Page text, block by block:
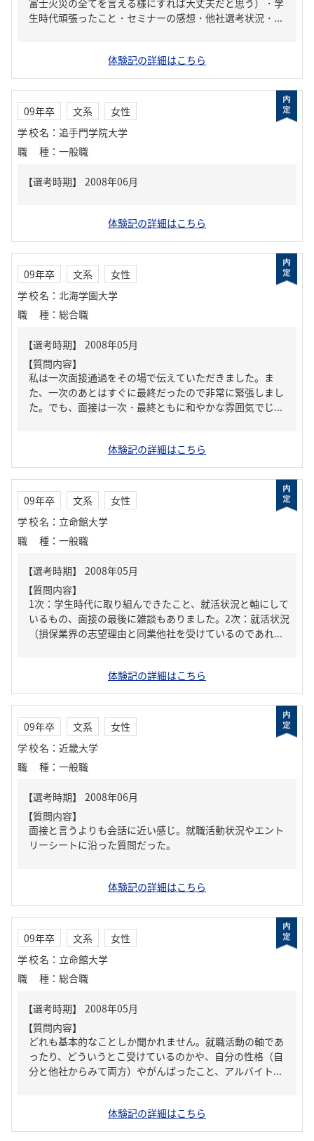
富士火災の全てを言える様にすれば大丈夫だと思う）・学
生時代頑張ったこと・セミナーの感想・他社選考状況・...
体験記の詳細はこちら
09年卒 文系
女性
学校名 ： 追手門学院大学
職種 ： 一般職
体験記の詳細はこちら
09年卒 文系
女性
学校名 ： 北海学園大学
職種 ： 総合職
【質問内容】
私は一次面接通過をその場で伝えていただきました。ま
た、一次のあとはすぐに最終だったので非常に緊張しまし
た。でも、面接は一次・最終ともに和やかな雰囲気でじ...
体験記の詳細はこちら
09年卒 文系
女性
学校名 ： 立命館大学
職種 ： 一般職
【質問内容】
1次：学生時代に取り組んできたこと、就活状況と軸にして
いるもの、面接の最後に雑談もありました。2次：就活状況
（損保業界の志望理由と同業他社を受けているのであれ...
体験記の詳細はこちら
09年卒 文系
女性
学校名 ： 近畿大学
職種 ： 一般職
【質問内容】
面接と言うよりも会話に近い感じ。就職活動状況やエント
リーシートに沿った質問だった。
体験記の詳細はこちら
09年卒 文系
女性
学校名 ： 立命館大学
職種 ： 総合職
【質問内容】
どれも基本的なことしか聞かれません。就職活動の軸であ
ったり、どういうとこ受けているのかや、自分の性格（自
分と他社からみて両方）やがんばったこと、アルバイト...
体験記の詳細はこちら